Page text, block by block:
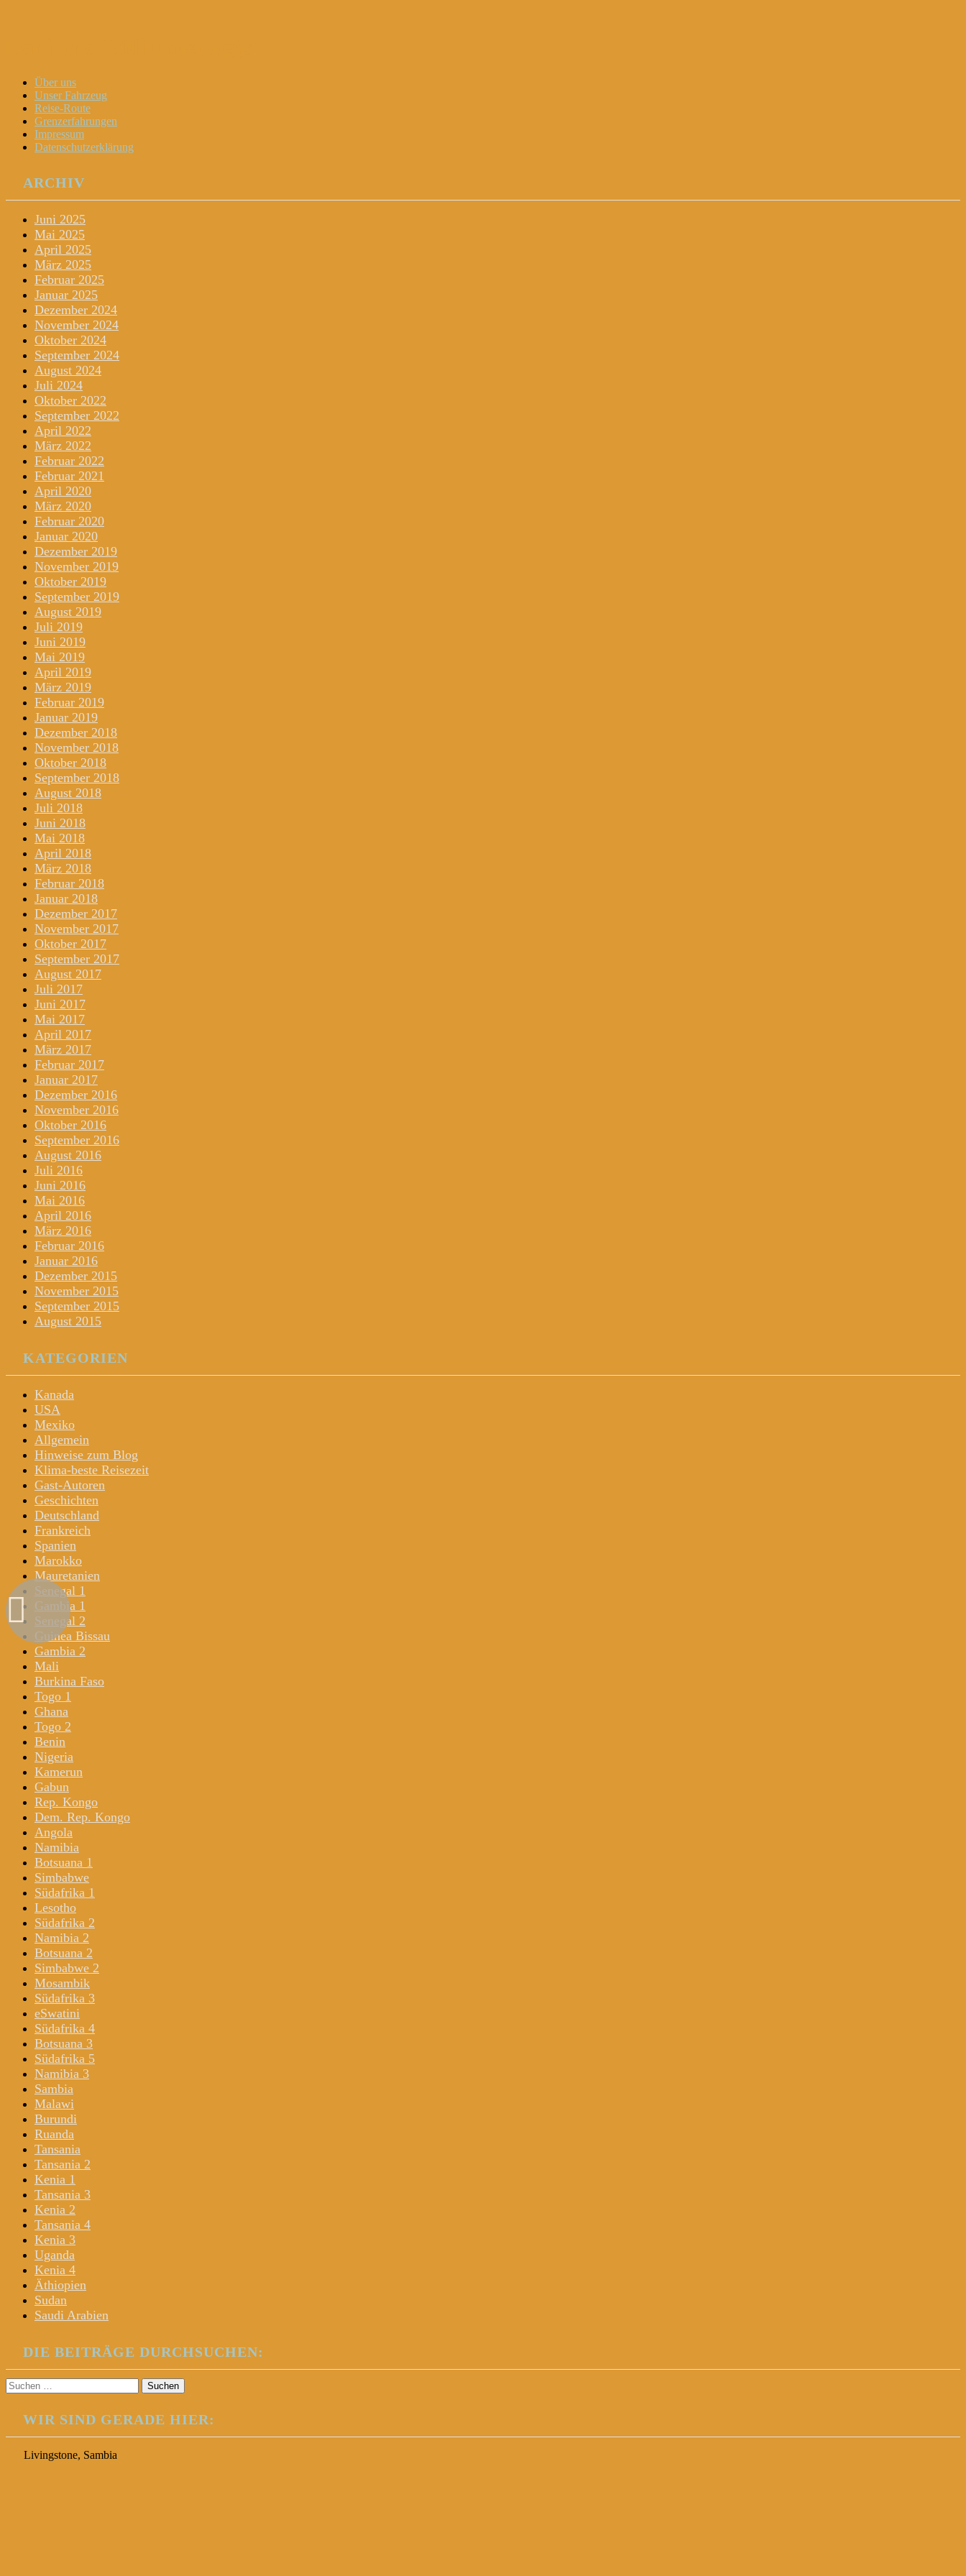
Menu
Widgets
Search
Skip
content
Über uns
Unser Fahrzeug
Reise-Route
Grenzerfahrungen
Impressum
Datenschutzerklärung
ARCHIV
Juni 2025
Mai 2025
April 2025
März 2025
Februar 2025
Januar 2025
Dezember 2024
November 2024
Oktober 2024
September 2024
August 2024
Juli 2024
Oktober 2022
September 2022
April 2022
März 2022
Februar 2022
Februar 2021
April 2020
März 2020
Februar 2020
Januar 2020
Dezember 2019
November 2019
Oktober 2019
September 2019
August 2019
Juli 2019
Juni 2019
Mai 2019
April 2019
März 2019
Februar 2019
Januar 2019
Dezember 2018
November 2018
Oktober 2018
September 2018
August 2018
Juli 2018
Juni 2018
Mai 2018
April 2018
März 2018
Februar 2018
Januar 2018
Dezember 2017
November 2017
Oktober 2017
September 2017
August 2017
Juli 2017
Juni 2017
Mai 2017
April 2017
März 2017
Februar 2017
Januar 2017
Dezember 2016
November 2016
Oktober 2016
September 2016
August 2016
Juli 2016
Juni 2016
Mai 2016
April 2016
März 2016
Februar 2016
Januar 2016
Dezember 2015
November 2015
September 2015
August 2015
KATEGORIEN
Kanada
USA
Mexiko
Allgemein
Hinweise zum Blog
Klima-beste Reisezeit
Gast-Autoren
Geschichten
Deutschland
Frankreich
Spanien
Marokko
Mauretanien
Senegal 1
Gambia 1
Senegal 2
Guinea Bissau
Gambia 2
Mali
Burkina Faso
Togo 1
Ghana
Togo 2
Benin
Nigeria
Kamerun
Gabun
Rep. Kongo
Dem. Rep. Kongo
Angola
Namibia
Botsuana 1
Simbabwe
Südafrika 1
Lesotho
Südafrika 2
Namibia 2
Botsuana 2
Simbabwe 2
Mosambik
Südafrika 3
eSwatini
Südafrika 4
Botsuana 3
Südafrika 5
Namibia 3
Sambia
Malawi
Burundi
Ruanda
Tansania
Tansania 2
Kenia 1
Tansania 3
Kenia 2
Tansania 4
Kenia 3
Uganda
Kenia 4
Äthiopien
Sudan
Saudi Arabien
DIE BEITRÄGE DURCHSUCHEN:
Suchen
nach:
WIR SIND GERADE HIER:
Livingstone, Sambia